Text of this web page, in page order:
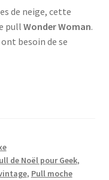
de neige, cette
pull Wonder Woman.
besoin de se
de Noël pour Geek,
, Pull moche